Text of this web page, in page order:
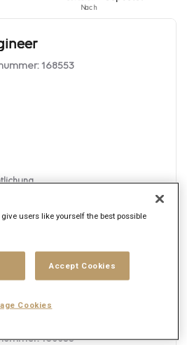
Nach
168553
English
168853
users like yourself the best possible
Accept Cookies
Cookies